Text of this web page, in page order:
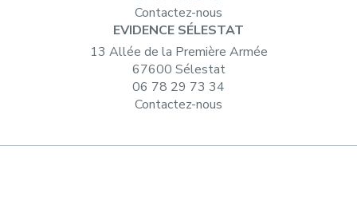
Contactez-nous
EVIDENCE SÉLESTAT
13 Allée de la Première Armée
67600 Sélestat
06 78 29 73 34
Contactez-nous